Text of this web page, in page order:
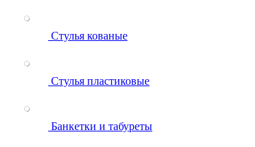
Стулья кованые
Стулья пластиковые
Банкетки и табуреты